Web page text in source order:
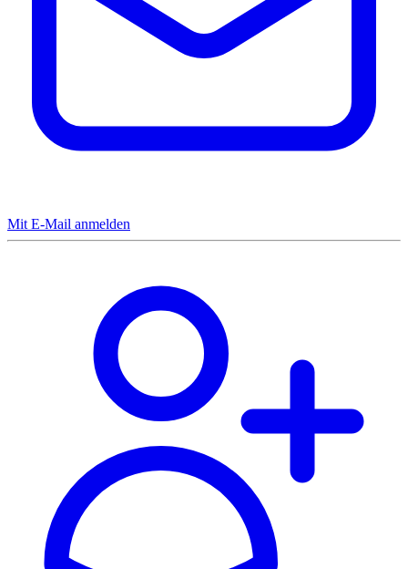
Mit E-Mail anmelden